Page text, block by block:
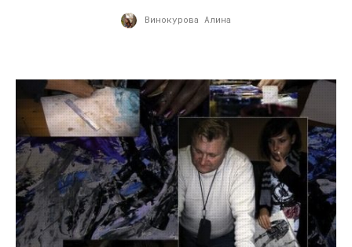
Винокурова Алина